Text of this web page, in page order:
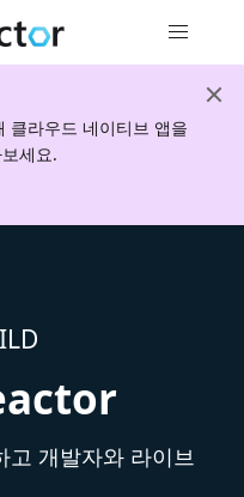
클라우드 네이티브 앱을
세요.
개발자와 라이브